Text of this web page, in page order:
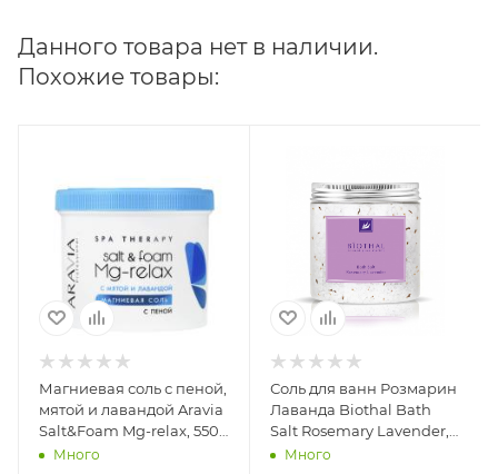
Данного товара нет в наличии.
Похожие товары:
Магниевая соль с пеной,
мятой и лавандой Aravia
Salt&Foam Mg-relax, 550
мл.Много
Соль для ванн Розмарин
Лаванда Biothal Bath
Salt Rosemary Lavender,
500 мл
Много